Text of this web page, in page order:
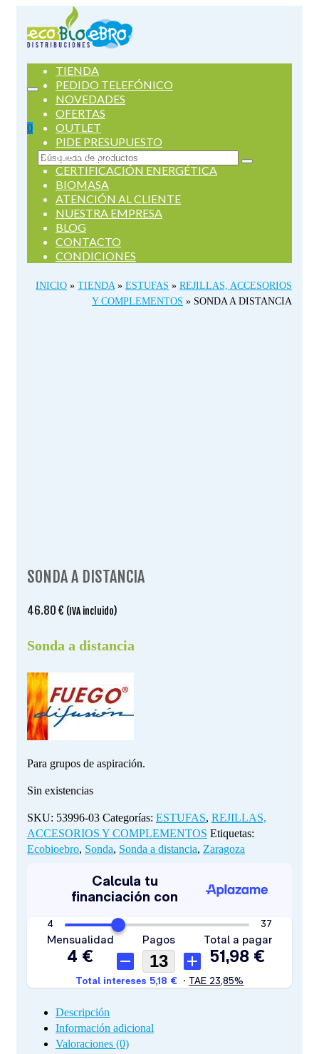
0
Buscar
por:
TIENDA
PEDIDO TELEFÓNICO
NOVEDADES
OFERTAS
OUTLET
PIDE PRESUPUESTO
SERVICIOS
CERTIFICACIÓN ENERGÉTICA
BIOMASA
ATENCIÓN AL CLIENTE
NUESTRA EMPRESA
BLOG
CONTACTO
CONDICIONES
INICIO » TIENDA » ESTUFAS » REJILLAS, ACCESORIOS
Y COMPLEMENTOS » SONDA A DISTANCIA
SONDA A DISTANCIA
46.80 € (IVA incluido)
Sonda a distancia
Para grupos de aspiración.
Sin existencias
SKU: 53996-03 Categorías: ESTUFAS, REJILLAS,
ACCESORIOS Y COMPLEMENTOS Etiquetas:
Ecobioebro, Sonda, Sonda a distancia, Zaragoza
Descripción
Información adicional
Valoraciones (0)